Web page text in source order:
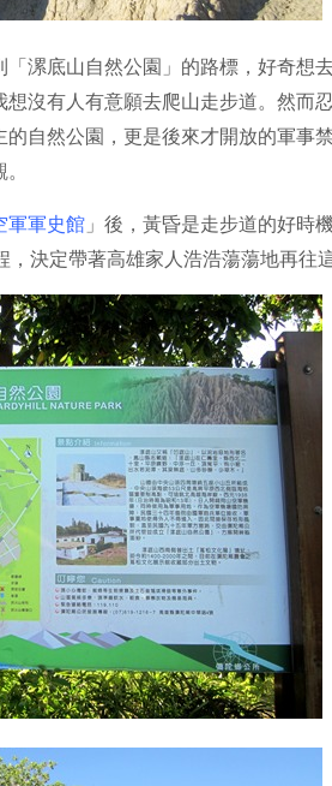
漯底山自然公園」的路標，好奇想
沒有人有意願去爬山走步道。然而
自然公園，更是後來才開放的軍事
軍軍史館 」後，黃昏是走步道的好時
，決定帶著高雄家人浩浩蕩蕩地再往